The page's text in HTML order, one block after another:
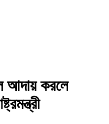
আদায় করলে